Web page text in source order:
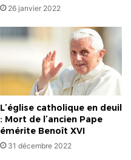
26 janvier 2022
L’église catholique en deuil
: Mort de l’ancien Pape
émérite Benoît XVI
31 décembre 2022